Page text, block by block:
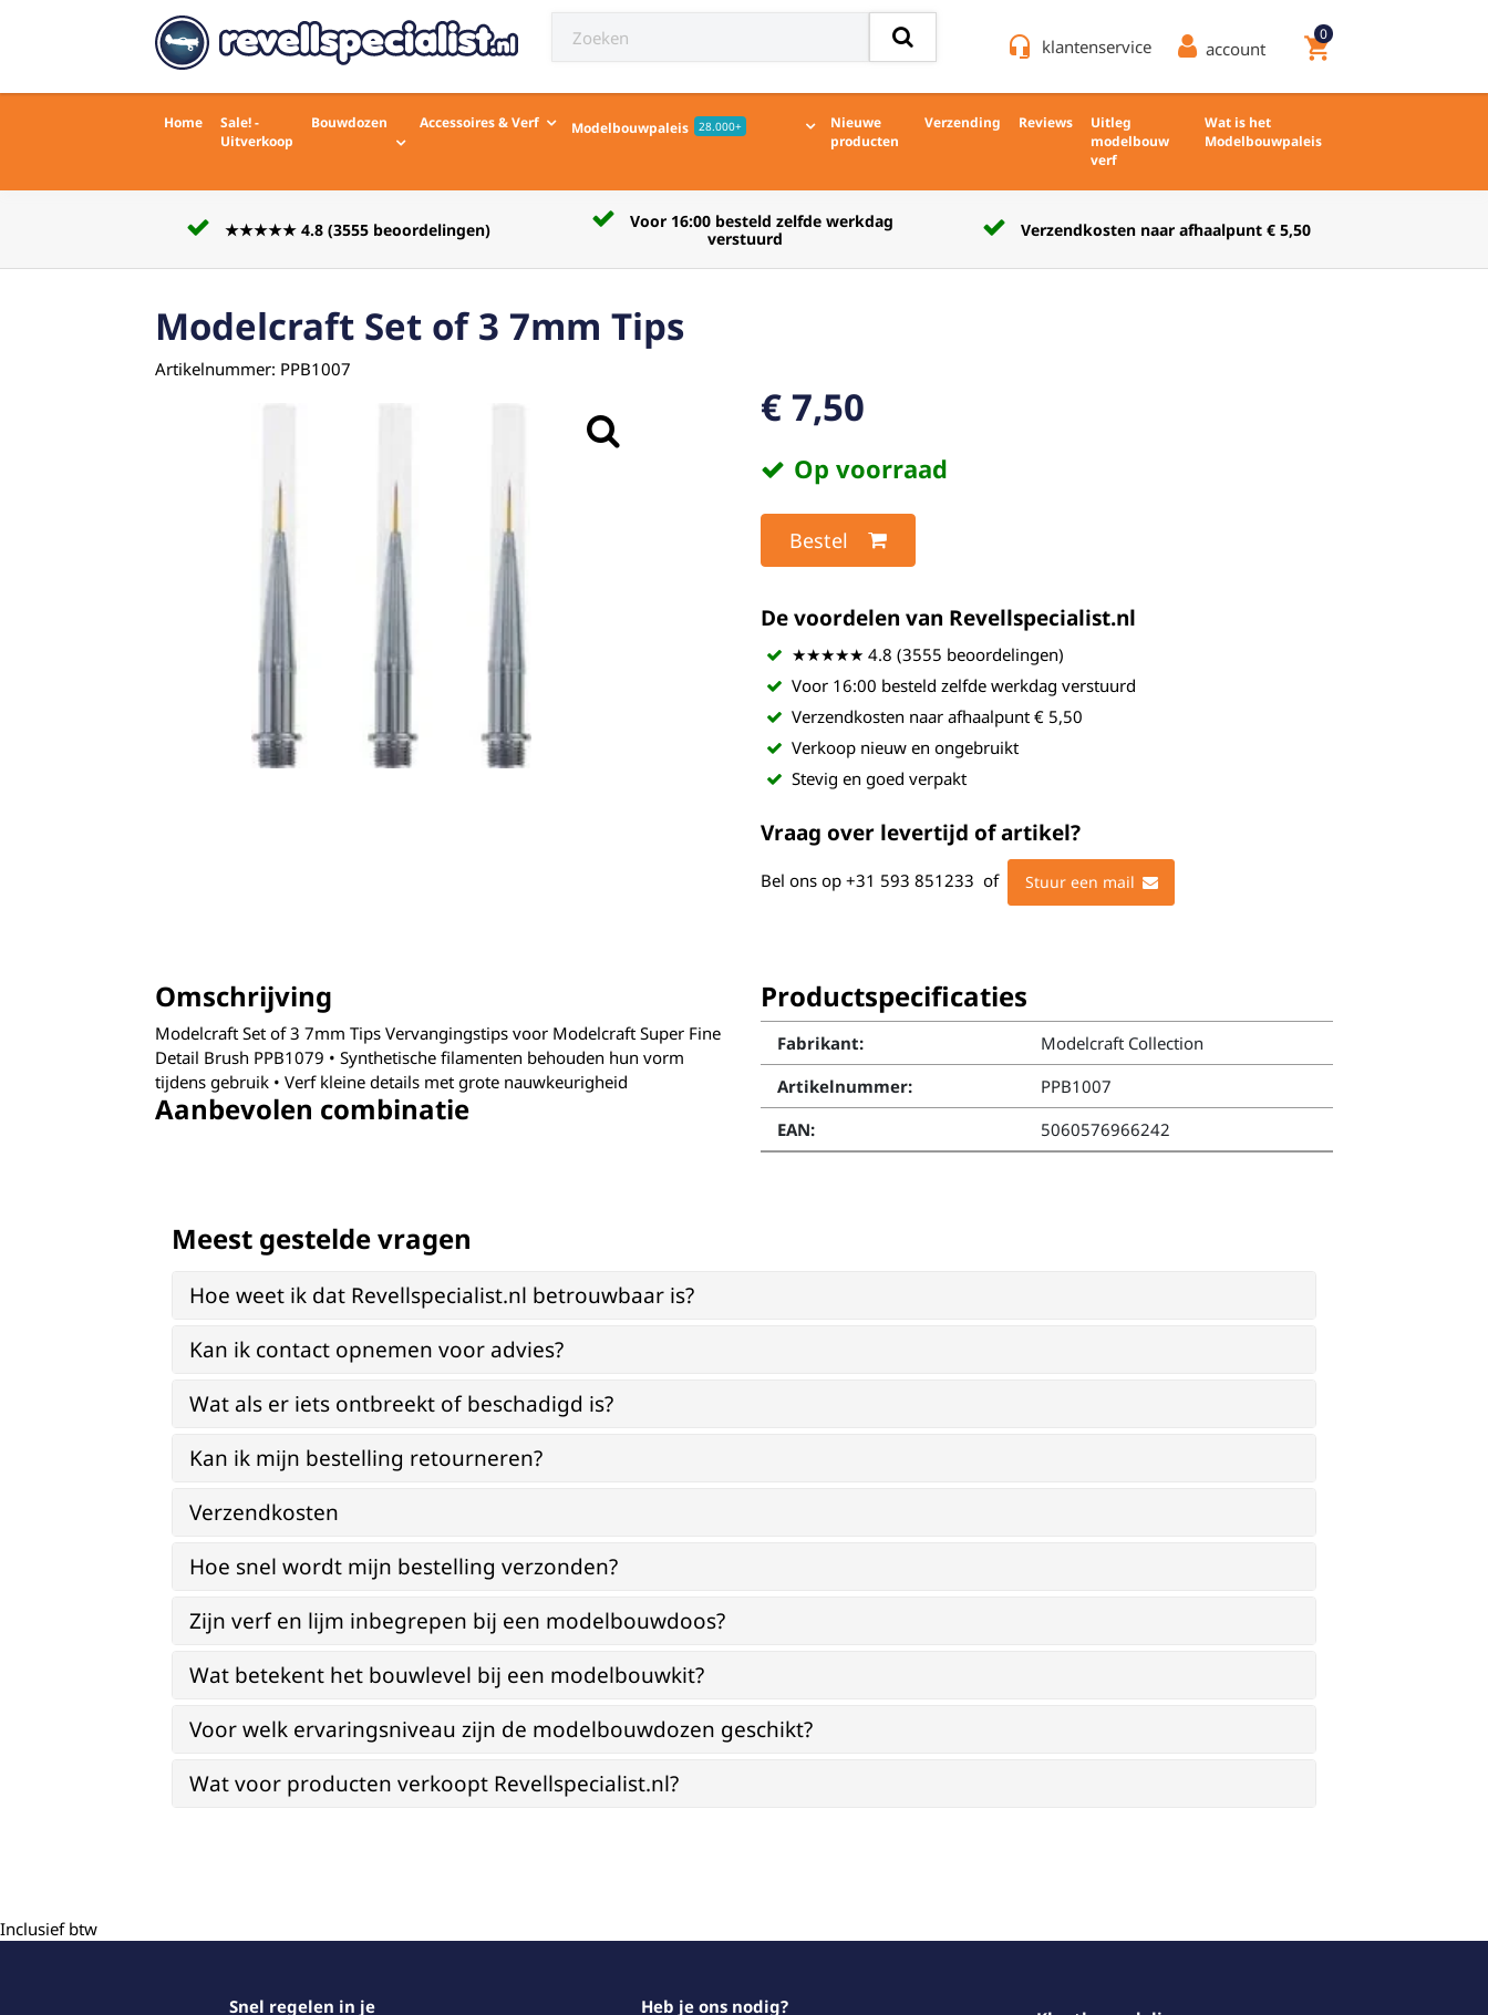
headset_mic klantenservice account shopping_cart
0
Home
Sale! -
Uitverkoop
Bouwdozen Accessoires & Verf Modelbouwpaleis 28.000+
Nieuwe
producten
Verzending Reviews
Uitleg
modelbouw
verf
Wat is het
Modelbouwpaleis
Voor 16:00 besteld zelfde werkdag
verstuurd
Verzendkosten naar afhaalpunt € 5,50 Verkoop nieuw en ongebruikt
Modelcraft Set of 3 7mm Tips
Artikelnummer: PPB1007
€ 7,50
Op voorraad
Bestel
De voordelen van Revellspecialist.nl
★★★★★ 4.8 (3555 beoordelingen)
Voor 16:00 besteld zelfde werkdag verstuurd
Verzendkosten naar afhaalpunt € 5,50
Verkoop nieuw en ongebruikt
Stevig en goed verpakt
Vraag over levertijd of artikel?
Bel ons op +31 593 851233 of Stuur een mail
Omschrijving
Modelcraft Set of 3 7mm Tips Vervangingstips voor Modelcraft Super Fine
Detail Brush PPB1079 • Synthetische filamenten behouden hun vorm
tijdens gebruik • Verf kleine details met grote nauwkeurigheid
Aanbevolen combinatie
Productspecificaties
Fabrikant:
Modelcraft Collection
Artikelnummer:
PPB1007
EAN:
5060576966242
Meest gestelde vragen
Hoe weet ik dat Revellspecialist.nl betrouwbaar is?
Kan ik contact opnemen voor advies?
Wat als er iets ontbreekt of beschadigd is?
Kan ik mijn bestelling retourneren?
Verzendkosten
Hoe snel wordt mijn bestelling verzonden?
Zijn verf en lijm inbegrepen bij een modelbouwdoos?
Wat betekent het bouwlevel bij een modelbouwkit?
Voor welk ervaringsniveau zijn de modelbouwdozen geschikt?
Wat voor producten verkoopt Revellspecialist.nl?
Inclusief btw
Snel regelen in je
Heb je ons nodig?